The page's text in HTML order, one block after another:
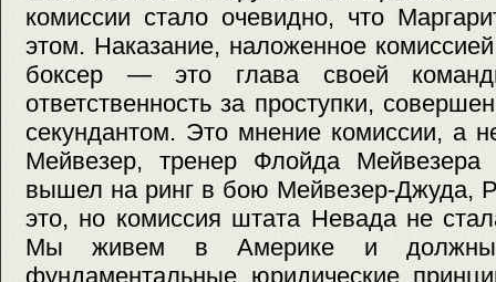
комиссии стало очевидно, что
этом. Наказание, наложенное
боксер — это глава своей
ответственность за проступки,
секундантом. Это мнение комиссии, а
Мейвезер, тренер Флойда
вышел на ринг в бою Мейвезер-Джуда,
это, но комиссия штата Невада не
Мы живем в Америке и должны
фундаментальные юридические